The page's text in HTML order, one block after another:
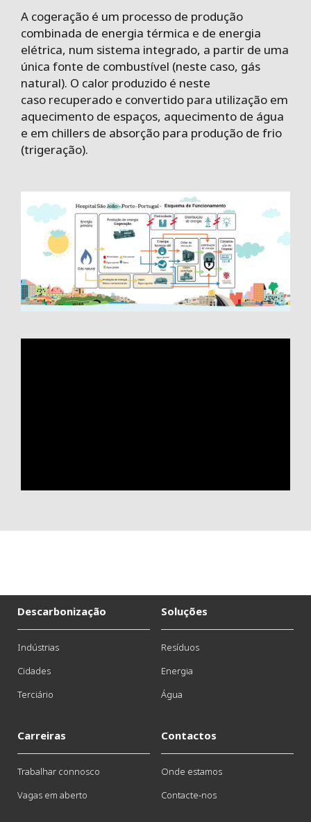
A cogeração é um processo de produção
combinada de energia térmica e de energia
elétrica, num sistema integrado, a partir de uma
única fonte de combustível (neste caso, gás
natural). O calor produzido é neste
caso recuperado e convertido para utilização em
aquecimento de espaços, aquecimento de água
e em chillers de absorção para produção de frio
(trigeração).
Descarbonização
Indústrias
Cidades
Terciário
Soluções
Resíduos
Energia
Água
Carreiras
Trabalhar connosco
Vagas em aberto
Contactos
Onde estamos
Contacte-nos